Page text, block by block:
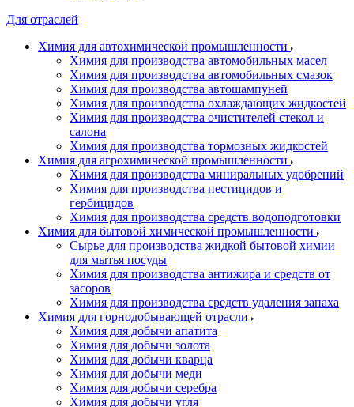
Для отраслей
Химия для автохимической промышленности
Химия для производства автомобильных масел
Химия для производства автомобильных смазок
Химия для производства автошампуней
Химия для производства охлаждающих жидкостей
Химия для производства очистителей стекол и
салона
Химия для производства тормозных жидкостей
Химия для агрохимической промышленности
Химия для производства миниральных удобрений
Химия для производства пестицидов и
гербицидов
Химия для производства средств водоподготовки
Химия для бытовой химической промышленности
Сырье для производства жидкой бытовой химии
для мытья посуды
Химия для производства антижира и средств от
засоров
Химия для производства средств удаления запаха
Химия для горнодобывающей отрасли
Химия для добычи апатита
Химия для добычи золота
Химия для добычи кварца
Химия для добычи меди
Химия для добычи серебра
Химия для добычи угля